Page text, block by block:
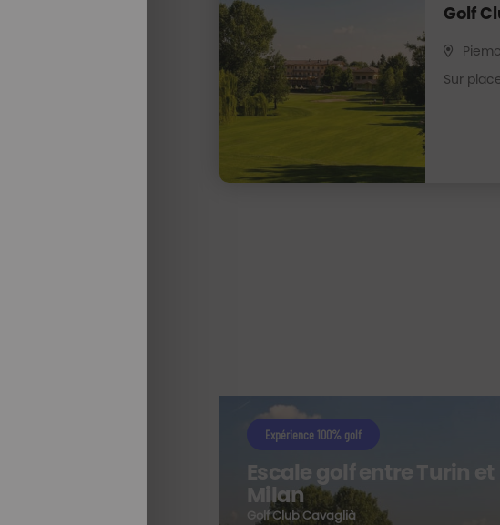
Golf
Sur
Expérience 100% golf
Escale golf entre Turin et
Milan
Golf Club Cavaglià